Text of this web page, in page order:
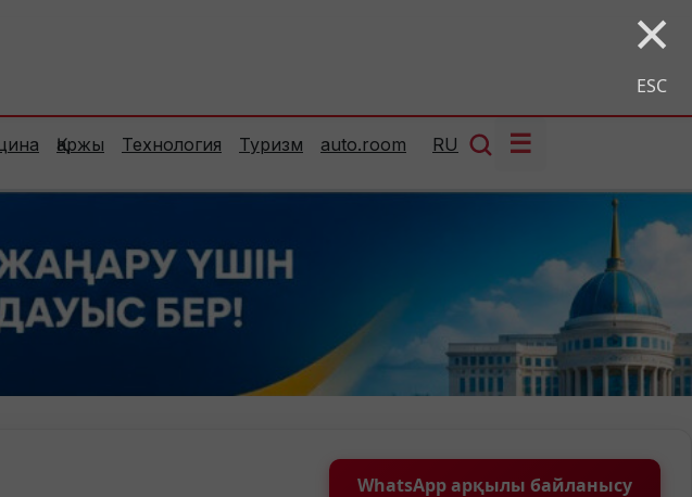
×
ESC
Қаржы Технология Туризм auto.room RU ☰
WhatsApp арқылы байланысу